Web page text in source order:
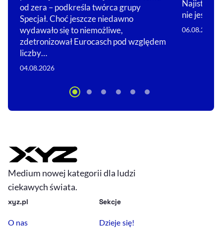
od zera – podkreśla twórca grupy
Specjał. Choć jeszcze niedawno
wydawało się to niemożliwe,
zdetronizował Eurocasch pod względem
liczby…
04.08.2026
nie jest
06.08.2026
Medium nowej kategorii dla ludzi
ciekawych świata.
xyz.pl
O nas
Sekcje
Dzieje się!